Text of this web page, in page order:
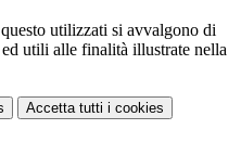
utilizzati si avvalgono di
utili alle finalità illustrate nella
Accetta tutti i cookies